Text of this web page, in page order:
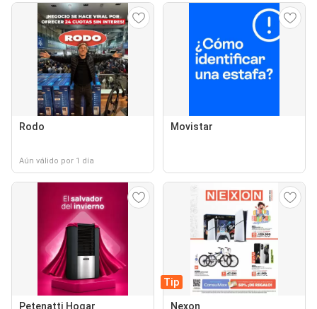
Rodo
Aún válido por 1 día
Movistar
Petenatti Hogar
Tip
Nexon